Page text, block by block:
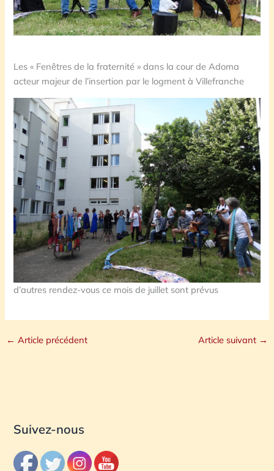
Les « Fenêtres de la fraternité » dans la cour de Adoma
acteur majeur de l’insertion par le logment à Villefranche
d’autres rendez-vous ce mois de juillet sont prévus
← Article précédent Article suivant →
Suivez-nous